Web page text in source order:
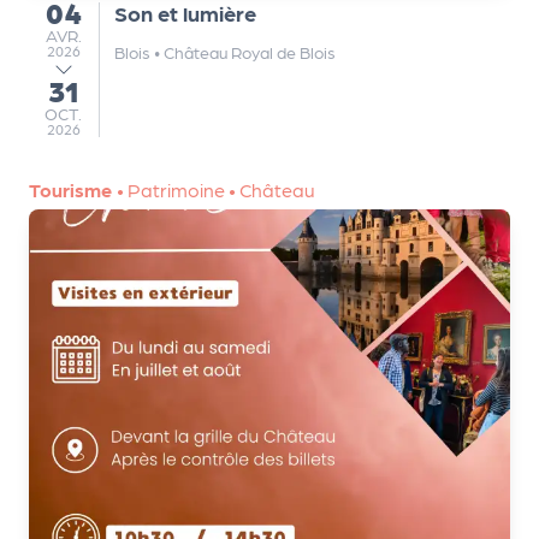
du
04
AVRIL
AVR.
2026
au
31
OCTOBRE
OCT.
2026
Son et lumière
Blois •Château Royal de Blois
Tourisme • Patrimoine • Château
ir
e